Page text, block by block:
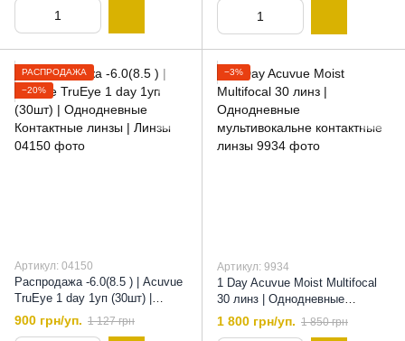
РАСПРОДАЖА
−20%
Артикул: 04150
Распродажа -6.0(8.5 ) | Acuvue
TruEye 1 day 1уп (30шт) |
Однодневные Контактные
линзы | Линзы, 8,5, -6
900 грн/уп. 1 127 грн
−3%
Артикул: 9934
1 Day Acuvue Moist Multifocal
30 линз | Однодневные
мультивокальне контактные
линзы , 8,4
1 800 грн/уп. 1 850 грн